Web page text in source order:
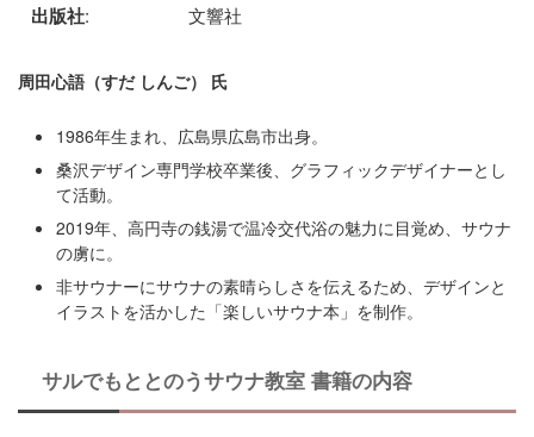
出版社: 文響社
周田心語（すだ しんご） 氏
1986年生まれ、広島県広島市出身。
桑沢デザイン専門学校卒業後、グラフィックデザイナーとし
て活動。
2019年、高円寺の銭湯で温冷交代浴の魅力に目覚め、サウナ
の虜に。
非サウナーにサウナの素晴らしさを伝えるため、デザインと
イラストを活かした「楽しいサウナ本」を制作。
サルでもととのうサウナ教室 書籍の内容